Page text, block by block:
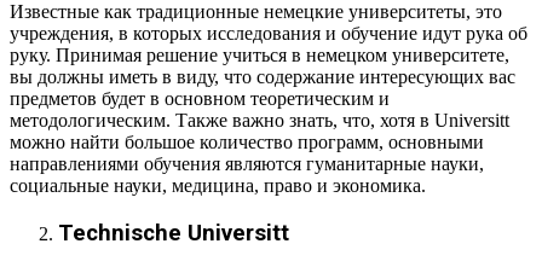
Известные как традиционные немецкие университеты, это
учреждения, в которых исследования и обучение идут рука об
руку. Принимая решение учиться в немецком университете,
вы должны иметь в виду, что содержание интересующих вас
предметов будет в основном теоретическим и
методологическим. Также важно знать, что, хотя в Universitt
можно найти большое количество программ, основными
направлениями обучения являются гуманитарные науки,
социальные науки, медицина, право и экономика.
Technische Universitt